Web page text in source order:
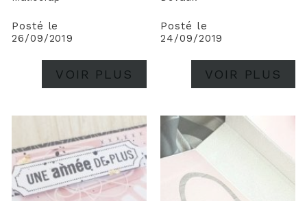
Posté le
26/09/2019
VOIR PLUS
Posté le
24/09/2019
VOIR PLUS